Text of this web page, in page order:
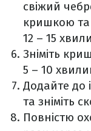
свіжий
кришкою та
12 – 15
Зніміть
5 – 10
Додайте до
та зніміть
Повністю